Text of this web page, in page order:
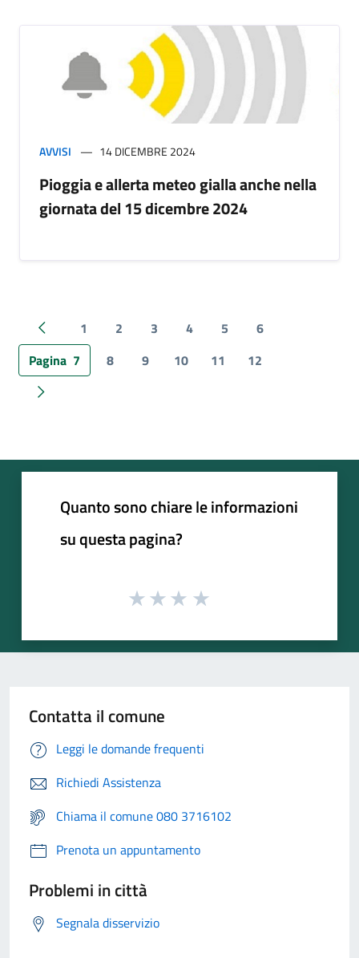
AVVISI 14 DICEMBRE 2024
Pioggia e allerta meteo gialla anche nella
giornata del 15 dicembre 2024
Pagina precedente
1 2 3 4 5
6
Pagina 7 8 9 10 11 12
Pagina successiva
Quanto sono chiare le informazioni
su questa pagina?
Contatta il comune
Leggi le domande frequenti
Richiedi Assistenza
Chiama il comune 080 3716102
Prenota un appuntamento
Problemi in città
Segnala disservizio